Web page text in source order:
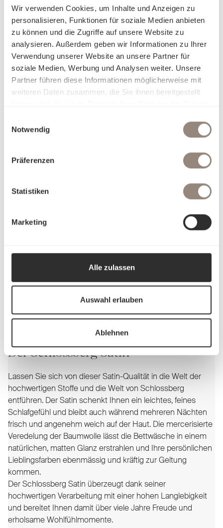
Wir verwenden Cookies, um Inhalte und Anzeigen zu
personalisieren, Funktionen für soziale Medien anbieten
zu können und die Zugriffe auf unsere Website zu
analysieren. Außerdem geben wir Informationen zu Ihrer
Verwendung unserer Website an unsere Partner für
soziale Medien, Werbung und Analysen weiter. Unsere
Partner führen diese Informationen möglicherweise mit
weiteren Daten zusammen, die Sie ihnen bereitgestellt
Notwendig
Präferenzen
Statistiken
Marketing
Alle zulassen
Auswahl erlauben
Ablehnen
Über die Qualität
Der Schlossberg Satin
Lassen Sie sich von dieser Satin-Qualität in die Welt der
hochwertigen Stoffe und die Welt von Schlossberg
entführen. Der Satin schenkt Ihnen ein leichtes, feines
Schlafgefühl und bleibt auch während mehreren Nächten
frisch und angenehm weich auf der Haut. Die mercerisierte
Veredelung der Baumwolle lässt die Bettwäsche in einem
natürlichen, matten Glanz erstrahlen und Ihre persönlichen
Lieblingsfarben ebenmässig und kräftig zur Geltung
kommen.
Der Schlossberg Satin überzeugt dank seiner
hochwertigen Verarbeitung mit einer hohen Langlebigkeit
und bereitet Ihnen damit über viele Jahre Freude und
erholsame Wohlfühlmomente.